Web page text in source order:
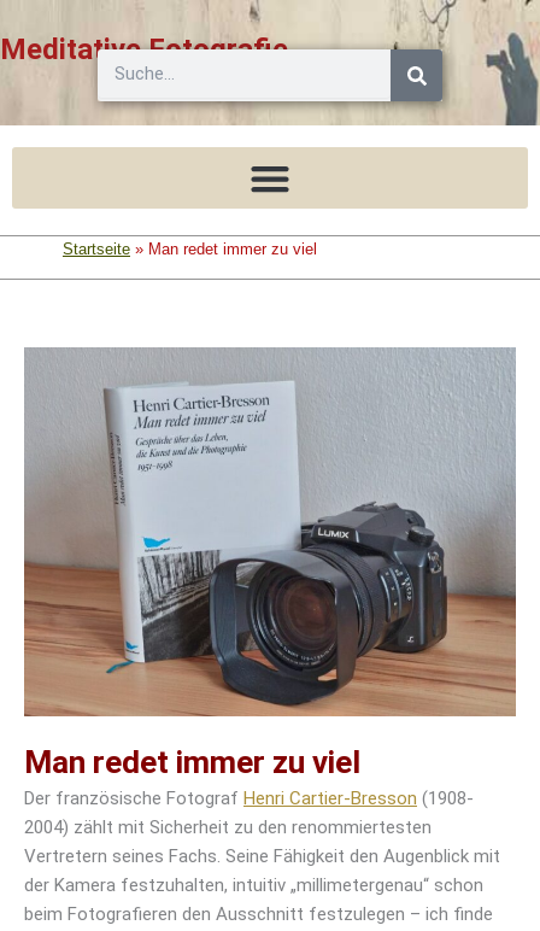
Inhalt
Meditative Fotografie
Suche
Startseite » Man redet immer zu viel
Man redet immer zu viel
Der französische Fotograf Henri Cartier-Bresson (1908-
2004) zählt mit Sicherheit zu den renommiertesten
Vertretern seines Fachs. Seine Fähigkeit den Augenblick mit
der Kamera festzuhalten, intuitiv „millimetergenau“ schon
beim Fotografieren den Ausschnitt festzulegen – ich finde